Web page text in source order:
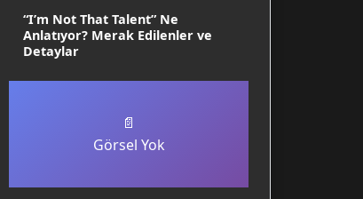
“I’m Not That Talent” Ne
Anlatıyor? Merak Edilenler ve
Detaylar
📄
Görsel Yok